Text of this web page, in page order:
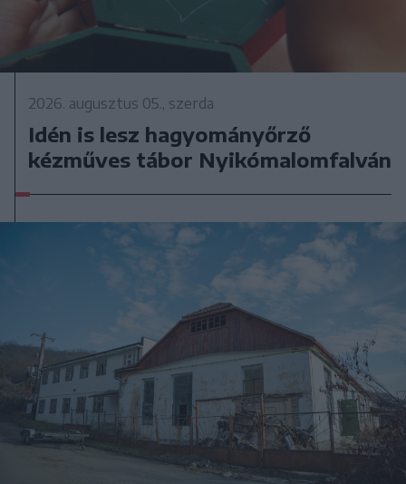
2026. augusztus 05., szerda
Idén is lesz hagyományőrző
kézműves tábor Nyikómalomfalván